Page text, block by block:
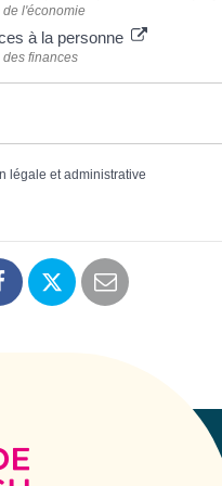
l'économie
à la personne
finances
légale et administrative